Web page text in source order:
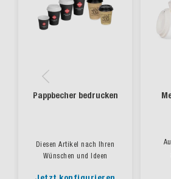
Pappbecher bedrucken
Diesen Artikel nach Ihren
Wünschen und Ideen